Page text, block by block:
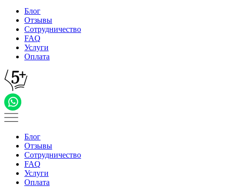
Блог
Отзывы
Сотрудничество
FAQ
Услуги
Оплата
Блог
Отзывы
Сотрудничество
FAQ
Услуги
Оплата